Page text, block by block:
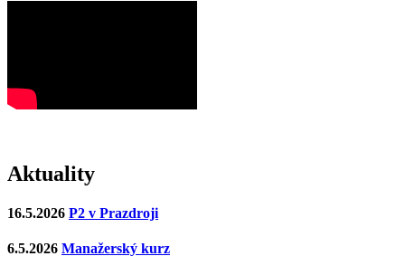
Aktuality
16.5.2026 P2 v Prazdroji
6.5.2026 Manažerský kurz